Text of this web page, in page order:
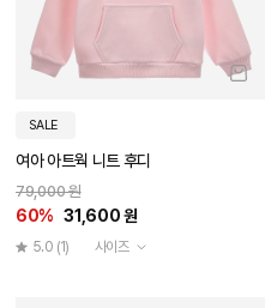
SALE
여아 아트웍 니트 후디
79,000 원
60% 31,600 원
5.0 (1) 사이즈